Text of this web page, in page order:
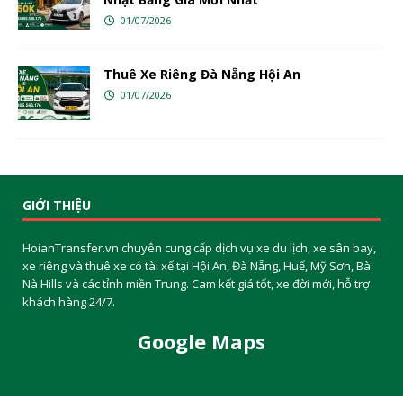
01/07/2026
Thuê Xe Riêng Đà Nẵng Hội An
01/07/2026
GIỚI THIỆU
HoianTransfer.vn chuyên cung cấp dịch vụ xe du lịch, xe sân bay,
xe riêng và thuê xe có tài xế tại Hội An, Đà Nẵng, Huế, Mỹ Sơn, Bà
Nà Hills và các tỉnh miền Trung. Cam kết giá tốt, xe đời mới, hỗ trợ
khách hàng 24/7.
Google Maps